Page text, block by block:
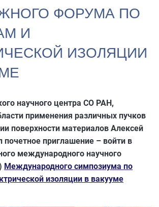
ФОРУМА ПО
И
ИЗОЛЯЦИИ
научного центра СО РАН,
применения различных пучков
поверхности материалов Алексей
почетное приглашение – войти в
международного научного
Международного симпозиума по
изоляции в вакууме